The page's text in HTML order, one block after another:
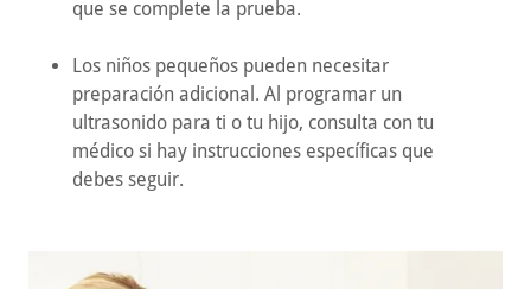
que se complete la prueba.
Los niños pequeños pueden necesitar
preparación adicional. Al programar un
ultrasonido para ti o tu hijo, consulta con tu
médico si hay instrucciones específicas que
debes seguir.